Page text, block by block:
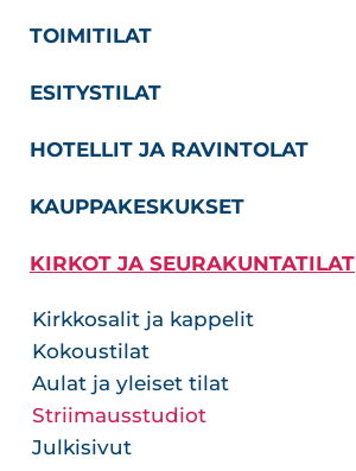
TOIMITILAT
ESITYSTILAT
HOTELLIT JA RAVINTOLAT
KAUPPAKESKUKSET
KIRKOT JA SEURAKUNTATILAT
Kirkkosalit ja kappelit
Kokoustilat
Aulat ja yleiset tilat
Striimausstudiot
Julkisivut